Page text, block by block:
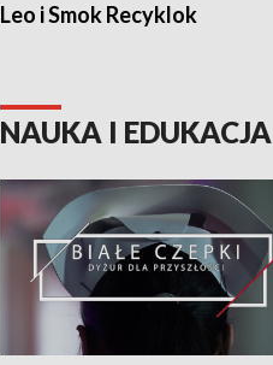
Leo i Smok Recyklok
NAUKA I EDUKACJA